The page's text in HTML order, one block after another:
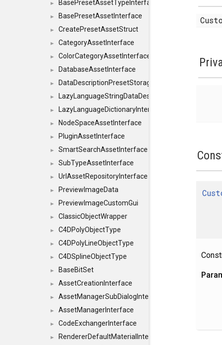
► BasePresetAssetTypeInterface
► BasePresetAssetInterface
► CreatePresetAssetStruct
► CategoryAssetInterface
► ColorCategoryAssetInterface
► DatabaseAssetInterface
► DataDescriptionPresetStorageInterface
►
► LazyLanguageDictionaryInterface
► NodeSpaceAssetInterface
► PluginAssetInterface
► SmartSearchAssetInterface
► SubTypeAssetInterface
► UrlAssetRepositoryInterface
► PreviewImageData
► PreviewImageCustomGui
► ClassicObjectWrapper
► C4DPolyObjectType
► C4DPolyLineObjectType
► C4DSplineObjectType
► BaseBitSet
► AssetCreationInterface
► AssetManagerSubDialogInterface
► AssetManagerInterface
► CodeExchangerInterface
► RendererDefaultMaterialInterface